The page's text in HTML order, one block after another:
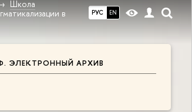
РУС EN
Школа
в
ЭЛЕКТРОННЫЙ АРХИВ